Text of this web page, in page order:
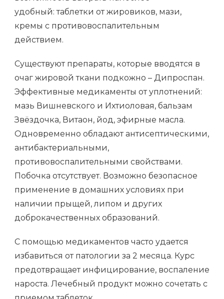
удобный: таблетки от жировиков, мази,
кремы с противовоспалительным
действием.
Существуют препараты, которые вводятся в
очаг жировой ткани подкожно – Дипроспан.
Эффективные медикаменты от уплотнений:
мазь Вишневского и Ихтиоловая, бальзам
Звёздочка, Витаон, йод, эфирные масла.
Одновременно обладают антисептическими,
антибактериальными,
противовоспалительными свойствами.
Побочка отсутствует. Возможно безопасное
применение в домашних условиях при
наличии прыщей, липом и других
доброкачественных образований.
С помощью медикаментов часто удается
избавиться от патологии за 2 месяца. Курс
предотвращает инфицирование, воспаление
нароста. Лечебный продукт можно сочетать с